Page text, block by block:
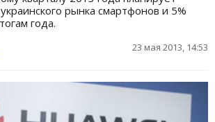
рынка смартфонов и 5%
года.
23 мая 2013, 14:53